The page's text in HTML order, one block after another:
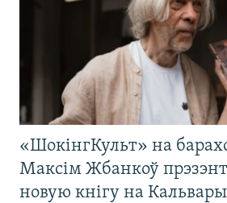
«ШокінгКульт» на
Максім Жбанкоў
новую кнігу на